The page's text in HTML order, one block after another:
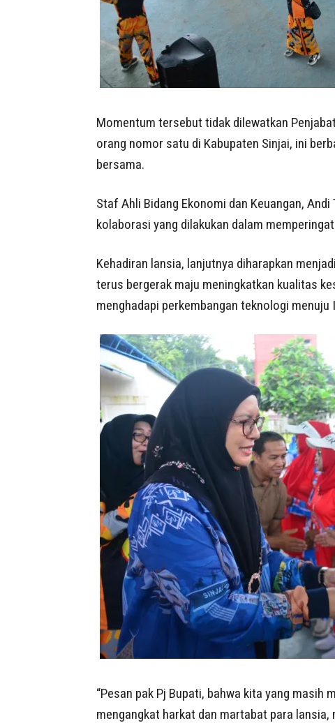
Momentum tersebut tidak dilewatkan
orang nomor satu di Kabupaten Sinjai, ini
bersama.
Staf Ahli Bidang Ekonomi dan Keuangan,
kolaborasi yang dilakukan dalam
Kehadiran lansia, lanjutnya diharapkan
terus bergerak maju meningkatkan kualitas
menghadapi perkembangan teknologi menuju
“Pesan pak Pj Bupati, bahwa kita yang masih
mengangkat harkat dan martabat para